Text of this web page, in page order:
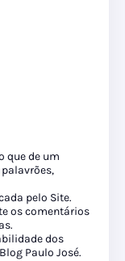
que de um
pelo Site.
os comentários
dos
Paulo José.